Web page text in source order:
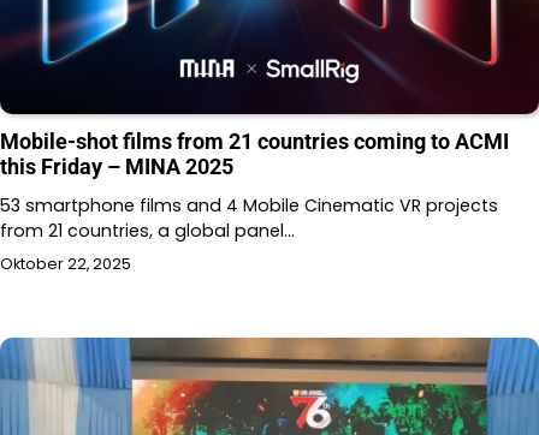
Mobile-shot films from 21 countries coming to ACMI
this Friday – MINA 2025
53 smartphone films and 4 Mobile Cinematic VR projects
from 21 countries, a global panel…
Oktober 22, 2025